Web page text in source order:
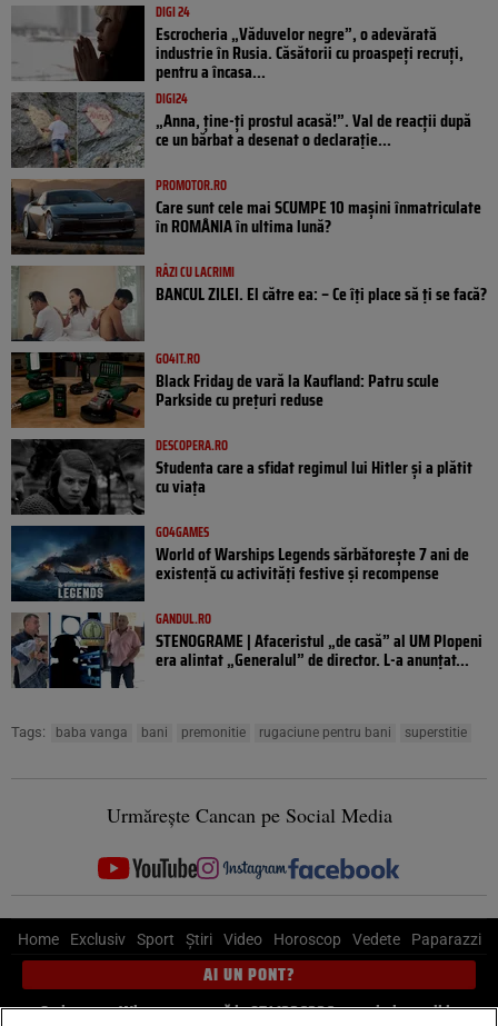
DIGI 24
Escrocheria „Văduvelor negre”, o adevărată
industrie în Rusia. Căsătorii cu proaspeți recruți,
pentru a încasa...
DIGI24
„Anna, ţine-ţi prostul acasă!”. Val de reacții după
ce un bărbat a desenat o declarație...
PROMOTOR.RO
Care sunt cele mai SCUMPE 10 mașini înmatriculate
în ROMÂNIA în ultima lună?
RÂZI CU LACRIMI
BANCUL ZILEI. El către ea: – Ce îți place să ți se facă?
GO4IT.RO
Black Friday de vară la Kaufland: Patru scule
Parkside cu prețuri reduse
DESCOPERA.RO
Studenta care a sfidat regimul lui Hitler și a plătit
cu viața
GO4GAMES
World of Warships Legends sărbătorește 7 ani de
existență cu activități festive și recompense
GANDUL.RO
STENOGRAME | Afaceristul „de casă” al UM Plopeni
era alintat „Generalul” de director. L-a anunțat...
Tags: baba vanga bani premonitie rugaciune pentru bani superstitie
Urmărește Cancan pe Social Media
Home Exclusiv Sport Știri Video Horoscop Vedete Paparazzi
AI UN PONT?
Scrie-ne pe Whatsapp, sună la 0741226226 sau trimite mail la